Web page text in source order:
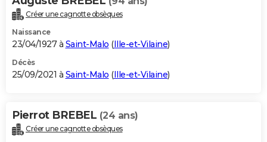
Créer une cagnotte obsèques
Naissance
23/04/1927 à Saint-Malo (Ille-et-Vilaine)
Décès
25/09/2021 à Saint-Malo (Ille-et-Vilaine)
Pierrot BREBEL (24 ans)
Créer une cagnotte obsèques